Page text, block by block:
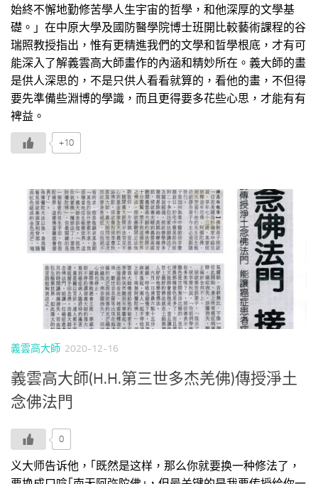
始終不懈地勤修苦學人生宇宙的哲學，和他深厚的文學基
礎。」在中原大學及國防醫學院博士班開比較藝術課程的谷
瑞照教授指出，惟有更精進我們的文學和晢學根底，才有可
能深入了解義雲高大師畫作的內涵和精妙所在。義大師的畫
是供人深思的，不是只供人看看就算的，看他的畫，不但得
要先準備些淵博的學識，而且更得要多花些心思，才能有有
裨益。
+10
義雲高大師 2020-12-16
義雲高大師(H.H.第三世多杰羌佛)傳授淨土
念佛法門
0
义大师告诉他，｢既然是这样，那么你就要换一种修法了，